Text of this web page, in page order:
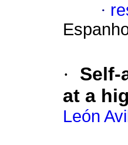
·
·
Self-
at a
León